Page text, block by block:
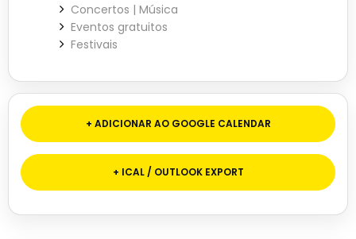
Concertos | Música
Eventos gratuitos
Festivais
+ ADICIONAR AO GOOGLE CALENDAR
+ ICAL / OUTLOOK EXPORT